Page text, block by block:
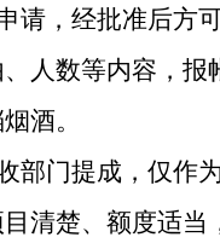
请，经批准后方
人数等内容，
酒。
部门提成，仅作
清楚、额度适当